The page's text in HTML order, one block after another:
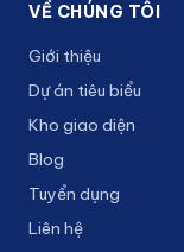
VỀ CHÚNG TÔI
Giới thiệu
Dự án tiêu biểu
Kho giao diện
Blog
Tuyển dụng
Liên hệ